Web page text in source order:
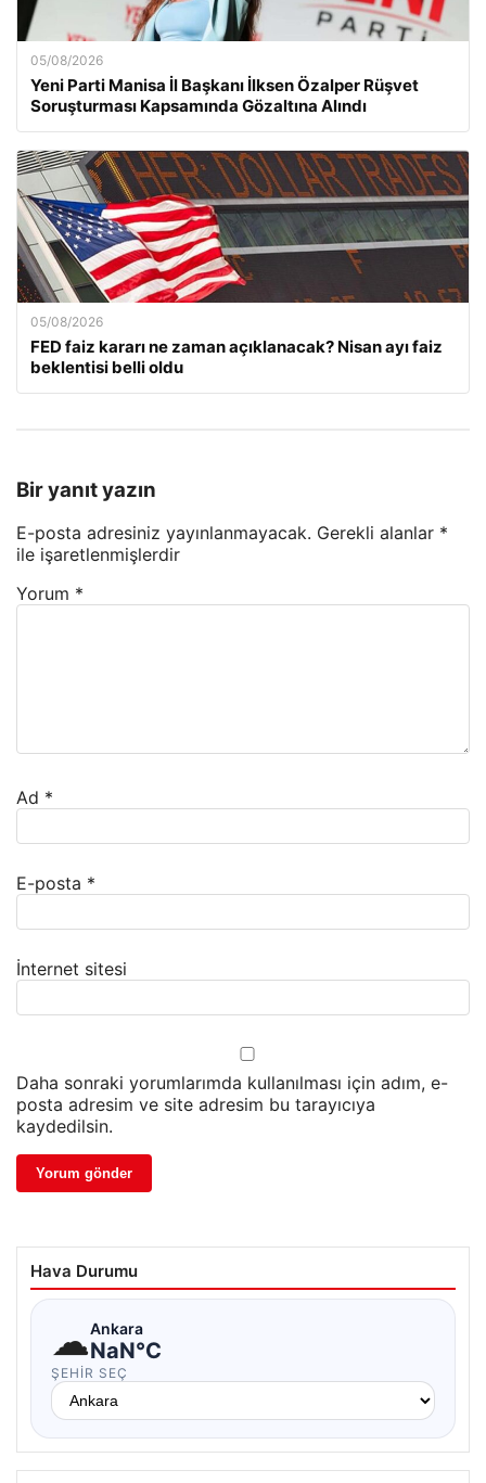
05/08/2026
Yeni Parti Manisa İl Başkanı İlksen Özalper Rüşvet
Soruşturması Kapsamında Gözaltına Alındı
05/08/2026
FED faiz kararı ne zaman açıklanacak? Nisan ayı faiz
beklentisi belli oldu
Bir yanıt yazın
E-posta adresiniz yayınlanmayacak. Gerekli alanlar *
ile işaretlenmişlerdir
Yorum *
Ad *
E-posta *
İnternet sitesi
Daha sonraki yorumlarımda kullanılması için adım, e-
posta adresim ve site adresim bu tarayıcıya
kaydedilsin.
Hava Durumu
☁Ankara
NaN°C
ŞEHIR SEÇ